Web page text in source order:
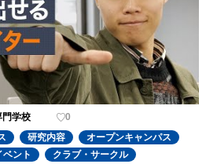
門学校
0
研究内容
オープンキャンパス
ベント クラブ・サークル